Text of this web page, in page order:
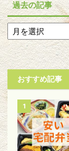
過去の記事
おすすめ記事
1